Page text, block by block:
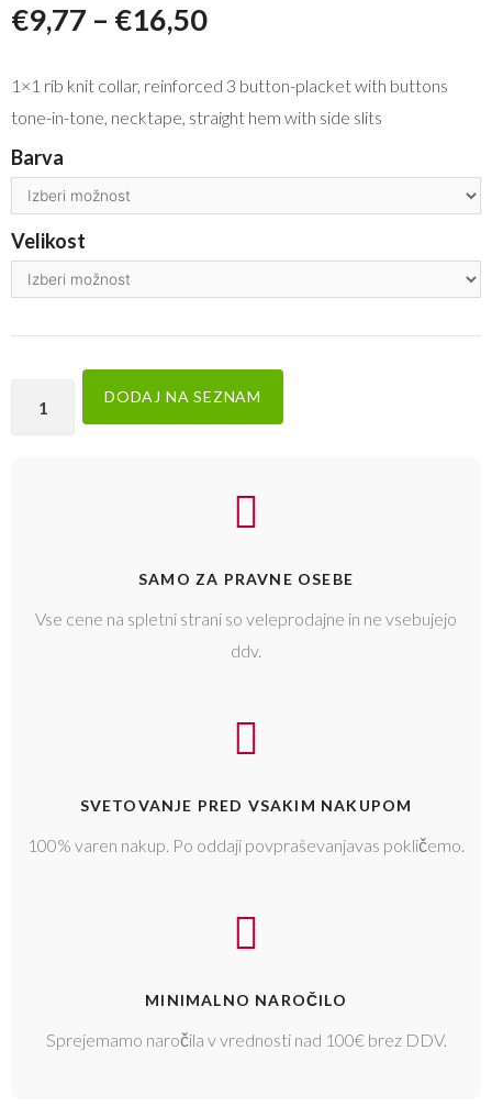
€9,77 – €16,50
1×1 rib knit collar, reinforced 3 button-placket with buttons
tone-in-tone, necktape, straight hem with side slits
Barva
Velikost
DODAJ NA SEZNAM
SAMO ZA PRAVNE OSEBE
Vse cene na spletni strani so veleprodajne in ne vsebujejo
ddv.
SVETOVANJE PRED VSAKIM NAKUPOM
100% varen nakup. Po oddaji povpraševanjavas pokličemo.
MINIMALNO NAROČILO
Sprejemamo naročila v vrednosti nad 100€ brez DDV.